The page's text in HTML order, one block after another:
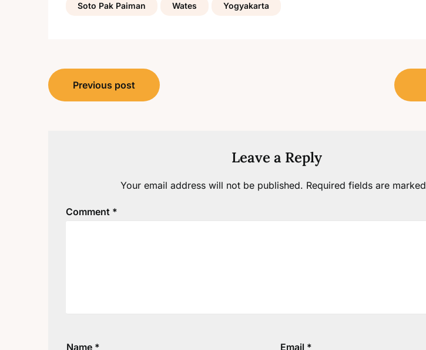
Soto Pak Paiman Wates Yogyakarta
Post
navigation
Previous post
Leave a Reply
Your email address will not be published. Required fields are marked
Comment *
Name * Email *